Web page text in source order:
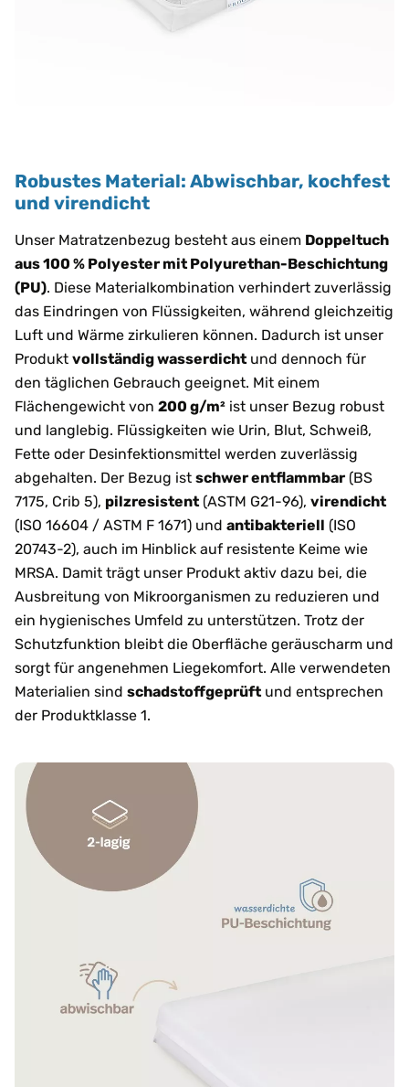
Robustes Material: Abwischbar, kochfest
und virendicht
Unser Matratzenbezug besteht aus einem Doppeltuch
aus 100 % Polyester mit Polyurethan-Beschichtung
(PU). Diese Materialkombination verhindert zuverlässig
das Eindringen von Flüssigkeiten, während gleichzeitig
Luft und Wärme zirkulieren können. Dadurch ist unser
Produkt vollständig wasserdicht und dennoch für
den täglichen Gebrauch geeignet. Mit einem
Flächengewicht von 200 g/m² ist unser Bezug robust
und langlebig. Flüssigkeiten wie Urin, Blut, Schweiß,
Fette oder Desinfektionsmittel werden zuverlässig
abgehalten. Der Bezug ist schwer entflammbar (BS
7175, Crib 5), pilzresistent (ASTM G21-96), virendicht
(ISO 16604 / ASTM F 1671) und antibakteriell (ISO
20743-2), auch im Hinblick auf resistente Keime wie
MRSA. Damit trägt unser Produkt aktiv dazu bei, die
Ausbreitung von Mikroorganismen zu reduzieren und
ein hygienisches Umfeld zu unterstützen. Trotz der
Schutzfunktion bleibt die Oberfläche geräuscharm und
sorgt für angenehmen Liegekomfort. Alle verwendeten
Materialien sind schadstoffgeprüft und entsprechen
der Produktklasse 1.